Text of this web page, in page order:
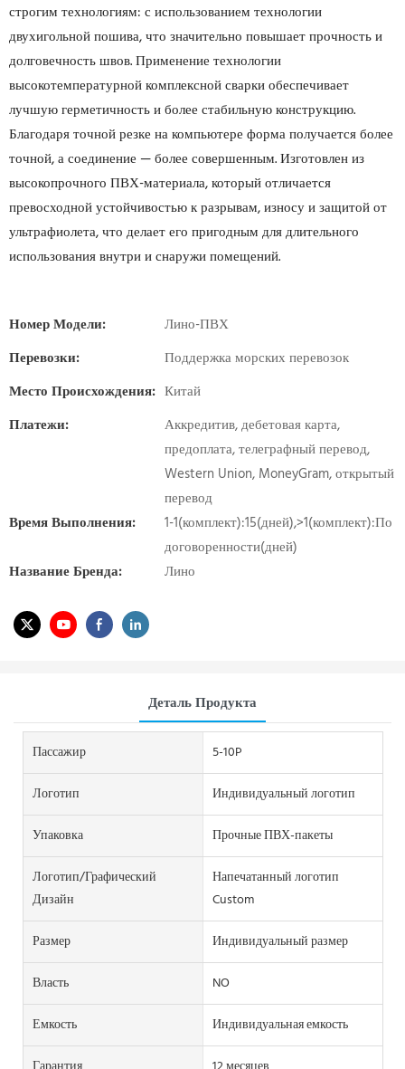
строгим технологиям: с использованием технологии
двухигольной пошива, что значительно повышает прочность и
долговечность швов. Применение технологии
высокотемпературной комплексной сварки обеспечивает
лучшую герметичность и более стабильную конструкцию.
Благодаря точной резке на компьютере форма получается более
точной, а соединение — более совершенным. Изготовлен из
высокопрочного ПВХ-материала, который отличается
превосходной устойчивостью к разрывам, износу и защитой от
ультрафиолета, что делает его пригодным для длительного
использования внутри и снаружи помещений.
Номер Модели:
Лино-ПВХ
Перевозки:
Поддержка морских перевозок
Место Происхождения: Китай
Платежи:
Аккредитив, дебетовая карта,
предоплата, телеграфный перевод,
Western Union, MoneyGram, открытый
перевод
Время Выполнения:
1-1(комплект):15(дней),>1(комплект):По
договоренности(дней)
Название Бренда:
Лино
Деталь Продукта
Пассажир
5-10P
Логотип
Индивидуальный логотип
Упаковка
Прочные ПВХ-пакеты
Логотип/графический
Дизайн
Напечатанный логотип
Custom
Размер
Индивидуальный размер
Власть
NO
Емкость
Индивидуальная емкость